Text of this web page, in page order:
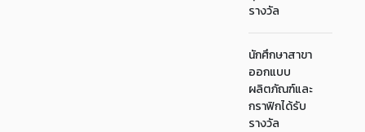
รางวัล
นักศึกษาสาขา
ออกแบบ
ผลิตภัณฑ์และ
กราฟิกได้รับ
รางวัล